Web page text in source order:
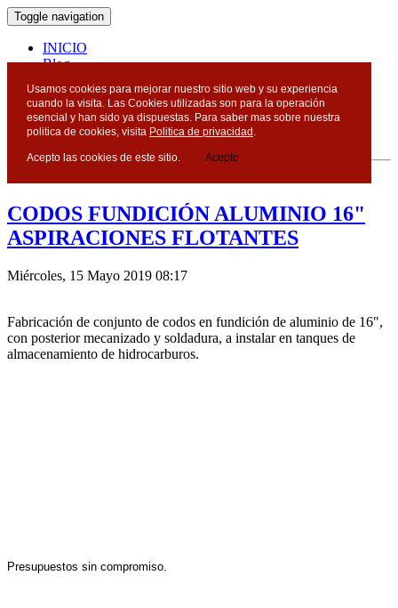
Toggle navigation
INICIO
Blog
Blog
CODOS FUNDICIÓN ALUMINIO 16"
ASPIRACIONES FLOTANTES
Miércoles, 15 Mayo 2019 08:17
Fabricación de conjunto de codos en fundición de aluminio de 16",
con posterior mecanizado y soldadura, a instalar en tanques de
almacenamiento de hidrocarburos.
Presupuestos sin compromiso.
Usamos cookies para mejorar nuestro sitio web y su experiencia
cuando la visita. Las Cookies utilizadas son para la operación
esencial y han sido ya dispuestas. Para saber mas sobre nuestra
politica de cookies, visita Politica de privacidad .
Acepto las cookies de este sitio. Acepto